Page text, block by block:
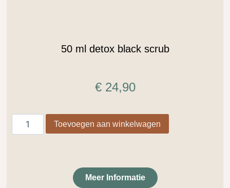
50 ml detox black scrub
€24,90
Toevoegen aan winkelwagen
Meer Informatie